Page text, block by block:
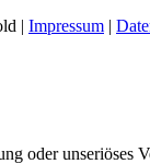
| Impressum |
oder unseriöses